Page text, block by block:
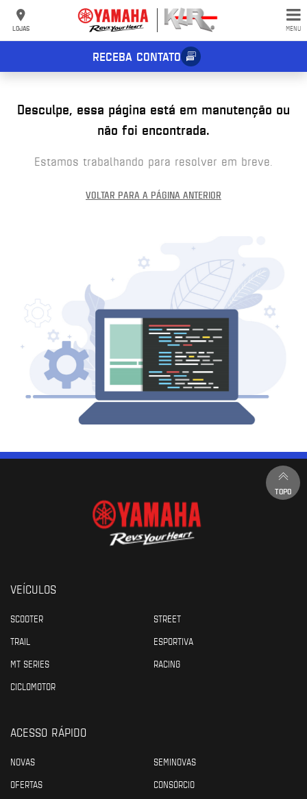
LOJAS MENU
RECEBA CONTATO
Desculpe, essa página está em manutenção ou
não foi encontrada.
Estamos trabalhando para resolver em breve.
VOLTAR PARA A PÁGINA ANTERIOR
TOPO
VEÍCULOS
SCOOTER
STREET
TRAIL
ESPORTIVA
MT SERIES
RACING
CICLOMOTOR
ACESSO RÁPIDO
NOVAS
SEMINOVAS
OFERTAS
CONSÓRCIO